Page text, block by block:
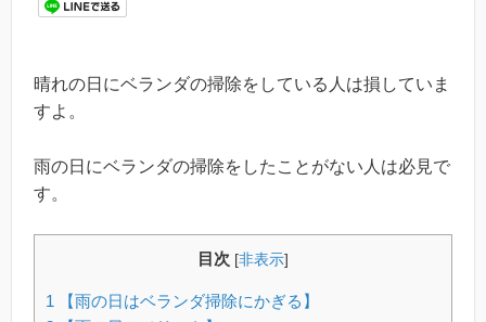
晴れの日にベランダの掃除をしている人は損していま
すよ。
雨の日にベランダの掃除をしたことがない人は必見で
す。
目次 [非表示]
1 【雨の日はベランダ掃除にかぎる】